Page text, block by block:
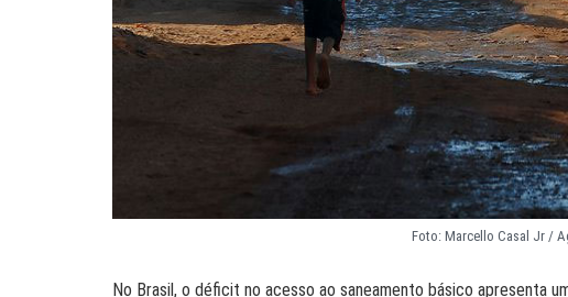
Foto: Marcello Casal Jr /
No Brasil, o déficit no acesso ao saneamento básico apresenta